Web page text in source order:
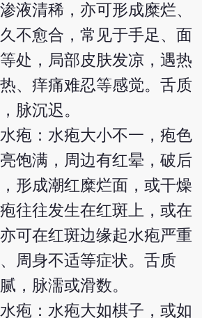
液清稀，亦可形成糜烂、
不愈合，常见于手足、面
处，局部皮肤发凉，遇热
、痒痛难忍等感觉。舌质
脉沉迟。
疱：水疱大小不一，疱色
饱满，周边有红晕，破后
形成潮红糜烂面，或干燥
往往发生在红斑上，或在
可在红斑边缘起水疱严重
周身不适等症状。舌质
，脉濡或滑数。
疱：水疱大如棋子，或如